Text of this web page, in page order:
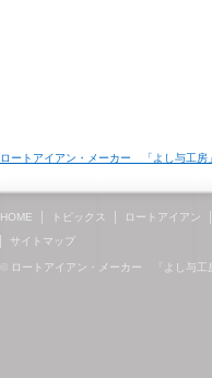
ロートアイアン・メーカー 「よし与工房
HOME トピックス ロートアイアン
サイトマップ
ロートアイアン・メーカー 「よし与工